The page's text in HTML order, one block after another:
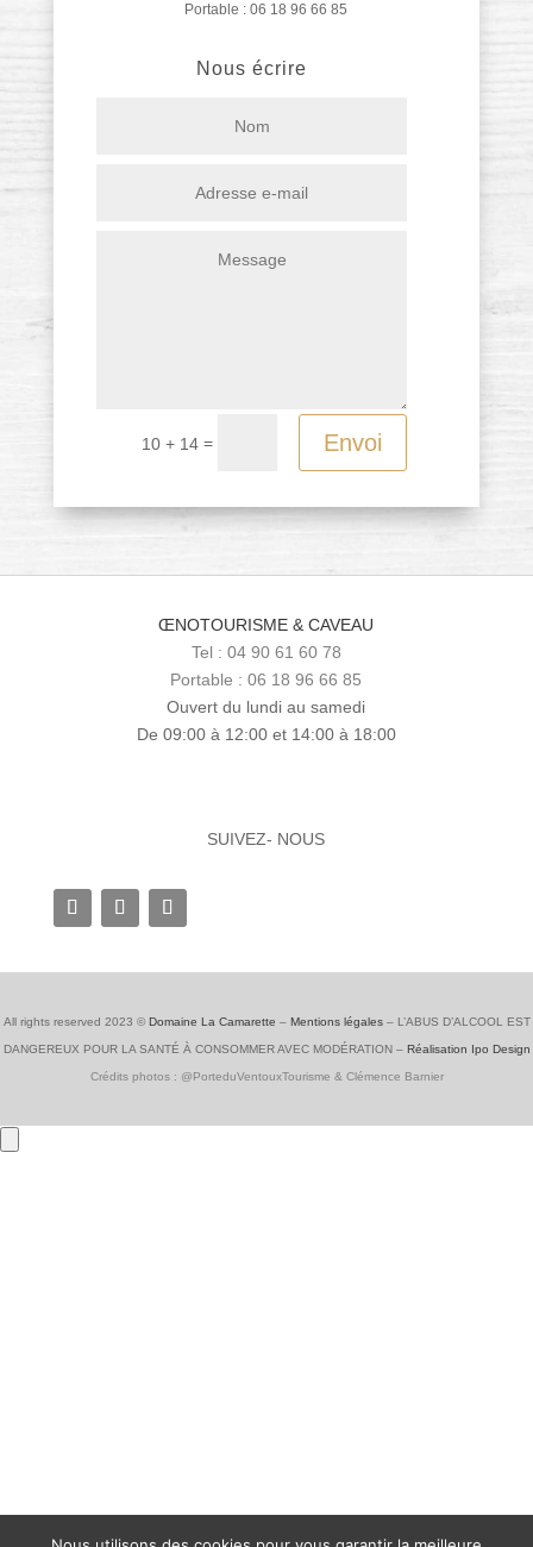
Portable : 06 18 96 66 85
Nous écrire
10 + 14 = Envoi
ŒNOTOURISME & CAVEAU
Tel : 04 90 61 60 78
Portable : 06 18 96 66 85
Ouvert du lundi au samedi
De 09:00 à 12:00 et 14:00 à 18:00
SUIVEZ- NOUS
All rights reserved 2023 © Domaine La Camarette – Mentions légales – L’ABUS D’ALCOOL EST
DANGEREUX POUR LA SANTÉ À CONSOMMER AVEC MODÉRATION – Réalisation Ipo Design
Crédits photos : @PorteduVentouxTourisme & Clémence Barnier